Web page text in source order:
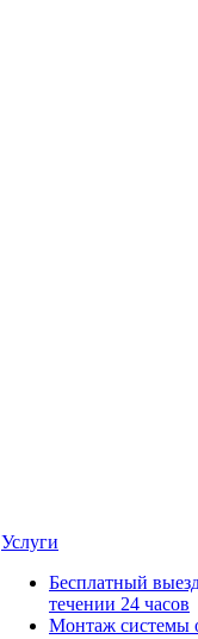
Услуги
Бесплатный
течении 24 часов
Монтаж системы